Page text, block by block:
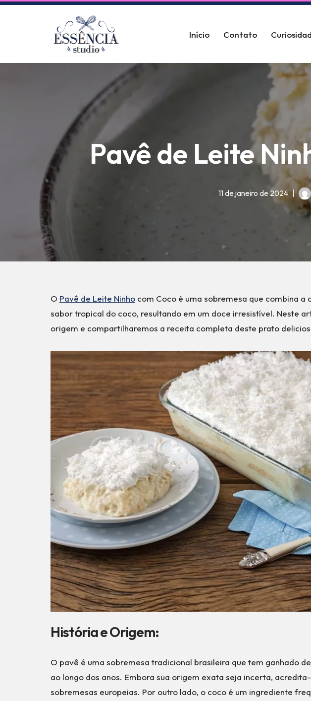
Início Contato
Pavê de Leite
11 de janeiro de 2024
O Pavê de Leite Ninho com Coco é uma sobremesa que combina a
sabor tropical do coco, resultando em um doce irresistível. Neste
origem e compartilharemos a receita completa deste prato
História e Origem:
O pavê é uma sobremesa tradicional brasileira que tem ganhado
ao longo dos anos. Embora sua origem exata seja incerta,
sobremesas europeias. Por outro lado, o coco é um ingrediente